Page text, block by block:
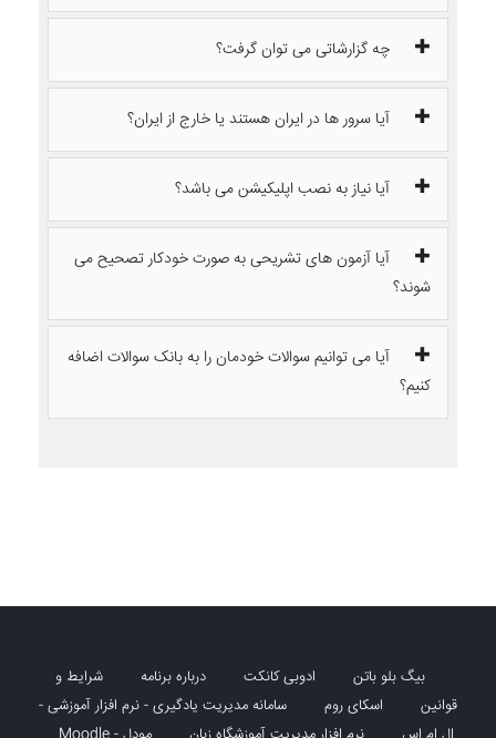
چه گزارشاتی می توان گرفت؟
آیا سرور ها در ایران هستند یا خارج از ایران؟
آیا نیاز به نصب اپلیکیشن می باشد؟
آیا آزمون های تشریحی به صورت خودکار تصحیح می
شوند؟
آیا می توانیم سوالات خودمان را به بانک سوالات اضافه
کنیم؟
بیگ بلو باتن ادوبی کانکت درباره برنامه
شرایط و
قوانین
اسکای روم
سامانه مدیریت یادگیری - نرم افزار آموزشی -